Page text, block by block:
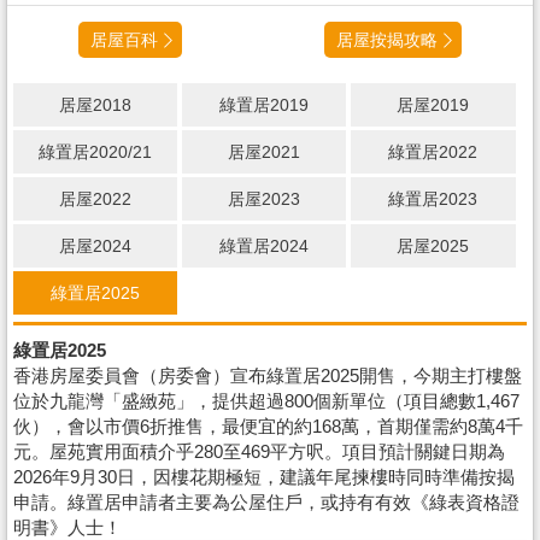
居屋百科 居屋按揭攻略
居屋2018 綠置居2019 居屋2019
綠置居2020/21 居屋2021 綠置居2022
居屋2022 居屋2023 綠置居2023
居屋2024 綠置居2024 居屋2025
綠置居2025
綠置居2025
香港房屋委員會（房委會）宣布綠置居2025開售，今期主打樓盤
位於九龍灣「盛緻苑」，提供超過800個新單位（項目總數1,467
伙），會以市價6折推售，最便宜的約168萬，首期僅需約8萬4千
元。屋苑實用面積介乎280至469平方呎。項目預計關鍵日期為
2026年9月30日，因樓花期極短，建議年尾揀樓時同時準備按揭
申請。綠置居申請者主要為公屋住戶，或持有有效《綠表資格證
明書》人士！